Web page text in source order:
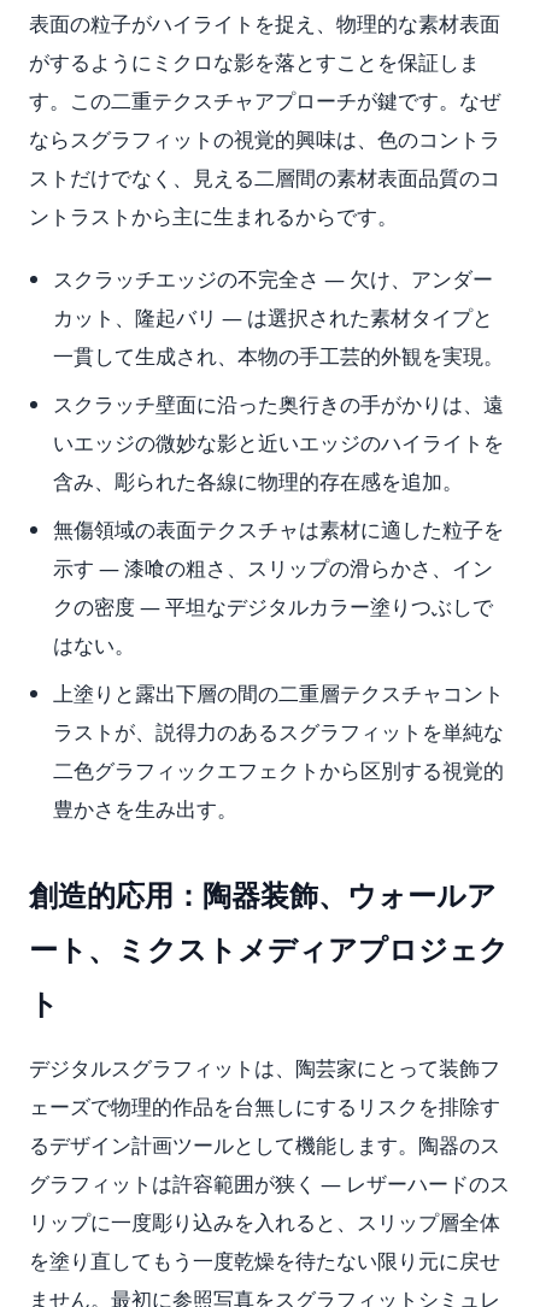
表面の粒子がハイライトを捉え、物理的な素材表面
がするようにミクロな影を落とすことを保証しま
す。この二重テクスチャアプローチが鍵です。なぜ
ならスグラフィットの視覚的興味は、色のコントラ
ストだけでなく、見える二層間の素材表面品質のコ
ントラストから主に生まれるからです。
スクラッチエッジの不完全さ — 欠け、アンダー
カット、隆起バリ — は選択された素材タイプと
一貫して生成され、本物の手工芸的外観を実現。
スクラッチ壁面に沿った奥行きの手がかりは、遠
いエッジの微妙な影と近いエッジのハイライトを
含み、彫られた各線に物理的存在感を追加。
無傷領域の表面テクスチャは素材に適した粒子を
示す — 漆喰の粗さ、スリップの滑らかさ、イン
クの密度 — 平坦なデジタルカラー塗りつぶしで
はない。
上塗りと露出下層の間の二重層テクスチャコント
ラストが、説得力のあるスグラフィットを単純な
二色グラフィックエフェクトから区別する視覚的
豊かさを生み出す。
創造的応用：陶器装飾、ウォールア
ート、ミクストメディアプロジェク
ト
デジタルスグラフィットは、陶芸家にとって装飾フ
ェーズで物理的作品を台無しにするリスクを排除す
るデザイン計画ツールとして機能します。陶器のス
グラフィットは許容範囲が狭く — レザーハードのス
リップに一度彫り込みを入れると、スリップ層全体
を塗り直してもう一度乾燥を待たない限り元に戻せ
ません。最初に参照写真をスグラフィットシミュレ